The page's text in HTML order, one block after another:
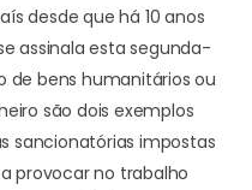
desde que há 10 anos
assinala esta segunda-
de bens humanitários ou
são dois exemplos
sancionatórias impostas
provocar no trabalho